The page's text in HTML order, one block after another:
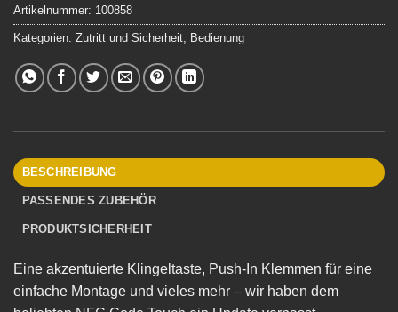
Artikelnummer: 100858
Kategorien: Zutritt und Sicherheit, Bedienung
BESCHREIBUNG
PASSENDES ZUBEHÖR
PRODUKTSICHERHEIT
Eine akzentuierte Klingeltaste, Push-In Klemmen für eine
einfache Montage und vieles mehr – wir haben dem